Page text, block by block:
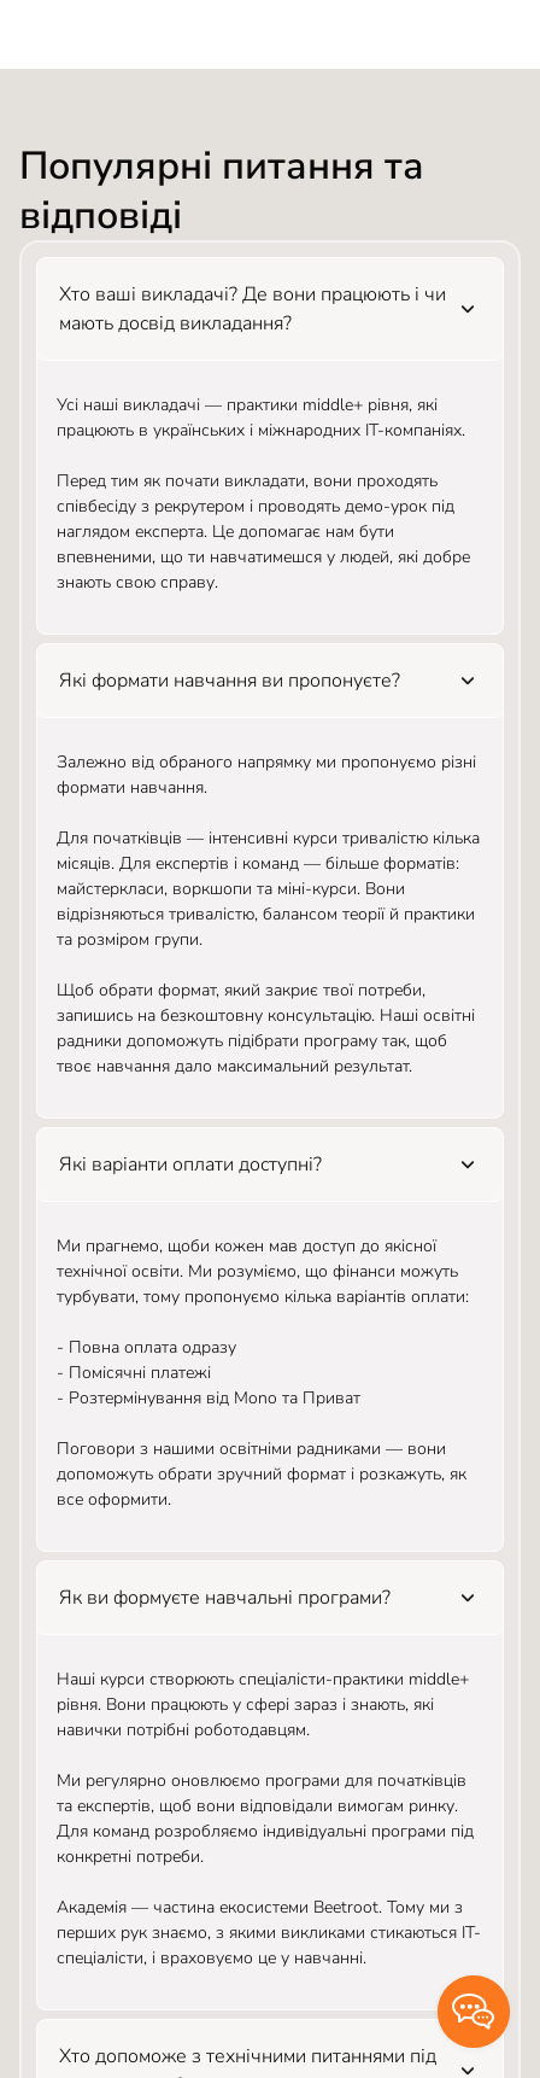
Популярні питання та
відповіді
Хто ваші викладачі? Де вони працюють і чи
мають досвід викладання?
Усі наші викладачі — практики middle+ рівня, які
працюють в українських і міжнародних IT-компаніях.
Перед тим як почати викладати, вони проходять
співбесіду з рекрутером і проводять демо-урок під
наглядом експерта. Це допомагає нам бути
впевненими, що ти навчатимешся у людей, які добре
знають свою справу.
Які формати навчання ви пропонуєте?
Залежно від обраного напрямку ми пропонуємо різні
формати навчання.
Для початківців — інтенсивні курси тривалістю кілька
місяців. Для експертів і команд — більше форматів:
майстеркласи, воркшопи та міні-курси. Вони
відрізняються тривалістю, балансом теорії й практики
та розміром групи.
Щоб обрати формат, який закриє твої потреби,
запишись на безкоштовну консультацію. Наші освітні
радники допоможуть підібрати програму так, щоб
твоє навчання дало максимальний результат.
Які варіанти оплати доступні?
Ми прагнемо, щоби кожен мав доступ до якісної
технічної освіти. Ми розуміємо, що фінанси можуть
турбувати, тому пропонуємо кілька варіантів оплати:
- Повна оплата одразу
- Помісячні платежі
- Розтермінування від Mono та Приват
Поговори з нашими освітніми радниками — вони
допоможуть обрати зручний формат і розкажуть, як
все оформити.
Як ви формуєте навчальні програми?
Наші курси створюють спеціалісти-практики middle+
рівня. Вони працюють у сфері зараз і знають, які
навички потрібні роботодавцям.
Ми регулярно оновлюємо програми для початківців
та експертів, щоб вони відповідали вимогам ринку.
Для команд розробляємо індивідуальні програми під
конкретні потреби.
Академія — частина екосистеми Beetroot. Тому ми з
перших рук знаємо, з якими викликами стикаються IT-
спеціалісти, і враховуємо це у навчанні.
Хто допоможе з технічними питаннями під